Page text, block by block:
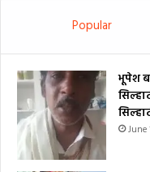
Popular
भूपेश
June